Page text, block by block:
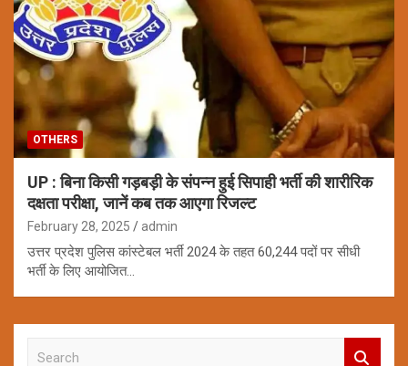
OTHERS
UP : बिना किसी गड़बड़ी के संपन्न हुई सिपाही भर्ती की शारीरिक
दक्षता परीक्षा, जानें कब तक आएगा रिजल्ट
February 28, 2025 admin
उत्तर प्रदेश पुलिस कांस्टेबल भर्ती 2024 के तहत 60,244 पदों पर सीधी
भर्ती के लिए आयोजित…